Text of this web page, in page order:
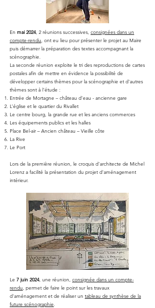
En mai 2024, 2 réunions successives, consignées dans un
compte-rendu, ont eu lieu pour présenter le projet au Maire
puis démarrer la préparation des textes accompagnant la
scénographie.
La seconde réunion exploite le tri des reproductions de cartes
postales afin de mettre en évidence la possibilité de
développer certains thèmes pour la scénographie et d'autres
thèmes sont à l'étude :
Entrée de Mortagne – château d’eau - ancienne gare
L’église et le quartier du Rivallet
Le centre bourg, la grande rue et les anciens commerces
Les équipements publics et les halles
Place Bel-air – Ancien château – Vieille côte
La Rive
Le Port
Lors de la première réunion, le croquis d'architecte de Michel
Lorenz a facilité la présentation du projet d'aménagement
intérieur.
Le 7 juin 2024, une réunion, consignée dans un compte-
rendu, permet de faire le point sur les travaux
d'aménagement et de réaliser un tableau de synthèse de la
future scénographie.